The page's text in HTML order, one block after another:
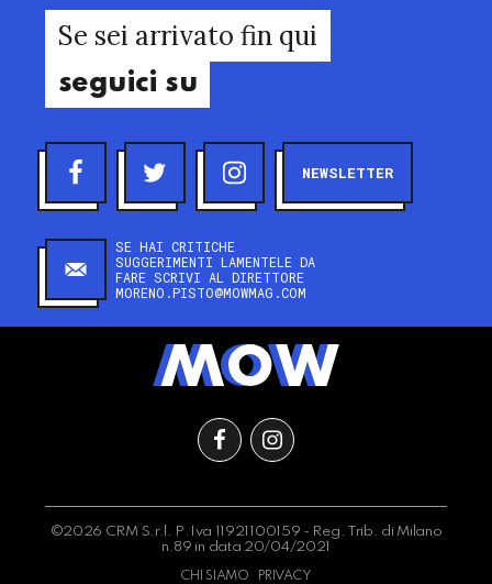
Se sei arrivato fin qui
seguici su
NEWSLETTER
SE HAI CRITICHE
SUGGERIMENTI LAMENTELE DA
FARE SCRIVI AL DIRETTORE
MORENO.PISTO@MOWMAG.COM
©2026 CRM S.r.l. P.Iva 11921100159 - Reg. Trib. di Milano
n.89 in data 20/04/2021
CHI SIAMO PRIVACY